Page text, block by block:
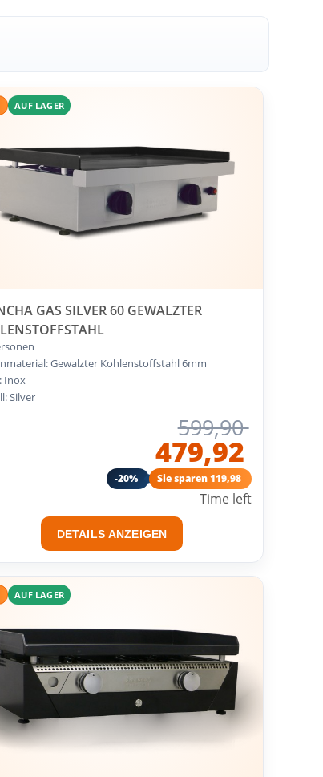
AUF LAGER
GAS SILVER 60 GEWALZTER
Gewalzter Kohlenstoffstahl 6mm
Inox
Silver
599,90
479,92
-20% Sie sparen 119,98
Time left
DETAILS ANZEIGEN
AUF LAGER